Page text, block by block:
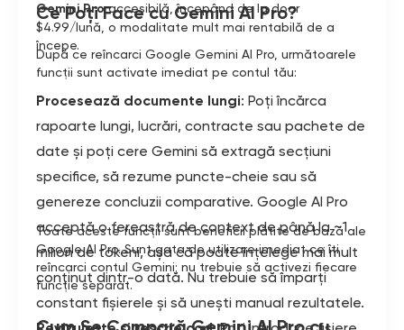
Gemini Proaccesibilă, începând de la doar
$4.99/lună, o modalitate mult mai rentabilă de a
începe.
Ce Poți Face cu Gemini AI Pro?
După ce reîncarci Google Gemini AI Pro, următoarele
funcții sunt activate imediat pe contul tău:
Procesează documente lungi: Poți încărca
rapoarte lungi, lucrări, contracte sau pachete de
date și poți cere Gemini să extragă secțiuni
specifice, să rezume puncte-cheie sau să
genereze concluzii comparative. Google AI Pro
acceptă o fereastră de context de până la ~1
milion de tokeni, așa că poate înțelege mai mult
conținut dintr-o dată. Nu trebuie să împarți
constant fișierele și să unești manual rezultatele.
Toate aceste funcții sunt beneficii plătite de bază ale
Google AI Pro. Sunt gata de utilizare imediat ce îți
reîncarci contul Gemini; nu trebuie să activezi fiecare
funcție separat.